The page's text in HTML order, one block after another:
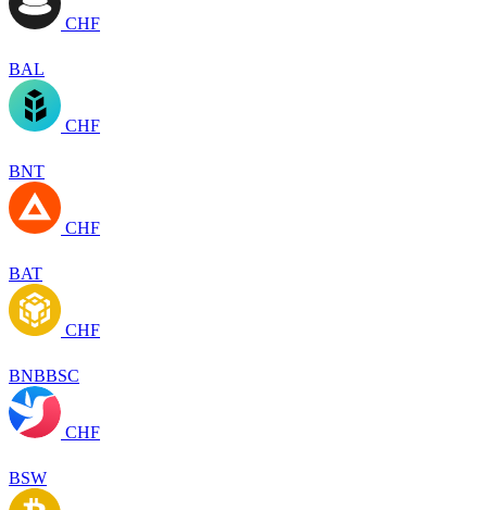
CHF
BAL
CHF
BNT
CHF
BAT
CHF
BNBBSC
CHF
BSW